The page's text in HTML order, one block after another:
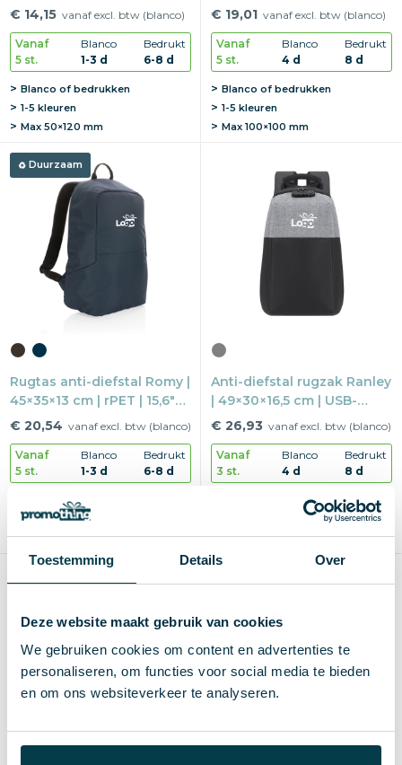
Toestemming Details Over
Deze website maakt gebruik van cookies
We gebruiken cookies om content en advertenties te
personaliseren, om functies voor social media te bieden
en om ons websiteverkeer te analyseren.
Anti-diefstal
€ 14,15 vanaf excl. btw (blanco)
Vanaf
5 st.
Blanco
1-3 d
Bedrukt
6-8 d
Blanco of bedrukken
1-5 kleuren
Max 50×120 mm
17" laptopvak
€ 19,01 vanaf excl. btw (blanco)
Vanaf
5 st.
Blanco
4 d
Bedrukt
8 d
Blanco of bedrukken
1-5 kleuren
Max 100×100 mm
Duurzaam
Rugtas anti-diefstal Romy |
45×35×13 cm | rPET | 15,6"
laptopvak
€ 20,54 vanaf excl. btw (blanco)
Vanaf
5 st.
Blanco
1-3 d
Bedrukt
6-8 d
Blanco of bedrukken
1-5 kleuren of full-color
Max180×130 mm
Anti-diefstal rugzak Ranley
| 49×30×16,5 cm | USB-
poort | Snij-proof
€ 26,93 vanaf excl. btw (blanco)
Vanaf
3 st.
Blanco
4 d
Bedrukt
8 d
Blanco of bedrukken
Max80×40 mm